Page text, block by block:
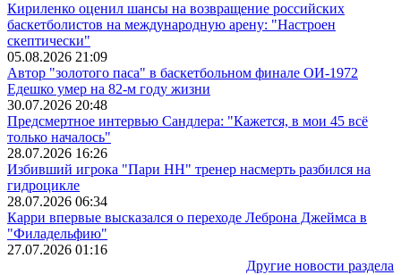
Кириленко оценил шансы на возвращение российских
баскетболистов на международную арену: "Настроен
скептически"
05.08.2026 21:09
Автор "золотого паса" в баскетбольном финале ОИ-1972
Едешко умер на 82-м году жизни
30.07.2026 20:48
Предсмертное интервью Сандлера: "Кажется, в мои 45 всё
только началось"
28.07.2026 16:26
Избивший игрока "Пари НН" тренер насмерть разбился на
гидроцикле
28.07.2026 06:34
Карри впервые высказался о переходе Леброна Джеймса в
"Филадельфию"
27.07.2026 01:16
Другие новости раздела